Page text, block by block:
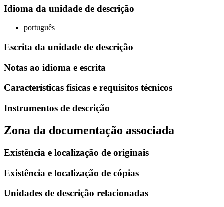
Idioma da unidade de descrição
português
Escrita da unidade de descrição
Notas ao idioma e escrita
Características físicas e requisitos técnicos
Instrumentos de descrição
Zona da documentação associada
Existência e localização de originais
Existência e localização de cópias
Unidades de descrição relacionadas